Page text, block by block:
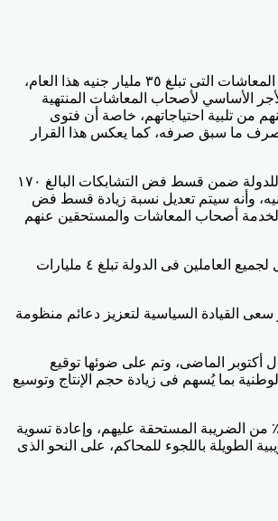
أكد الدكتور محمد معيط وزير المالية، أنه تنفيذًا لقرار وتوجيهات الرئيس عبدالفتاح السيسى، بتحمل الخزانة العامة للدولة تكلفة صرف «العلاوات الخمسة» لأصحاب المعاشات التى تبلغ ٣٥ مليار جنيه هذا العام،
المتغير بإضافة نسبة ٨٠٪ من العلاوات الخاصة غير المنضمة للأجر الأساسي لأصحاب المعاشات المنتهية
بما يُمَّكنهم من تلبية احتياجاتهم، خاصة أن فتوى
صرف ما سبق صرفه، كما يعكس هذا القرار
أضاف الوزير أن العلاوة الدورية لأصحاب المعاشات المقررة بـ ١٤٪ اعتبارًا من العام المالى المقبل، التى ستقوم صناديق المعاشات بصرفها، تتحملها الخزانة العامة للدولة ضمن قسط فض التشابكات البالغ ١٧٠
٢٠٢١، موضحًا أنه بنهاية هذا الشهر نكون قد سددنا ١٢٠,٤ مليار جنيه لصناديق المعاشات من مبلغ هذا العام البالغ ١٦٠,٥ مليار جنيه، وأنه سيتم تعديل نسبة زيادة قسط فض
وتوفير السيولة المالية اللازمة لخدمة أصحاب المعاشات والمستحقين عنهم
قال الوزير إن تكلفة العلاوات الدورية، والحافز الإضافى للعاملين بالدولة فى موازنة ٢٠٢٠/ ٢٠٢١، تبلغ ٣١ مليار جنيه، وأن تكلفة التخفيضات فى ضريبة كسب العمل لجميع العاملين فى الدولة تبلغ ٤ مليارات
الزراعية لمدة عامين جديدين بعد وقفها في يونيه ٢٠١٧ لمدة ٣ سنوات، يأتى فى إطار سعى القيادة السياسية لتعزيز دعائم منظومة
أكتوبر الماضى، وتم على ضوئها توقيع
وتشجيعًا للصناعة الوطنية بما يُسهم فى زيادة حجم الإنتاج وتوسيع
أوضح الوزير أن مصلحة الضرائب المصرية بدأت تنفيذ التكليفات الرئاسية برفع الحجوزات الإدارية على كل الممولين الذين لديهم ضريبة واجبة السداد مقابل دفع ١٠٪ من الضريبة المستحقة عليهم، وإعادة تسوية
الطويلة باللجوء للمحاكم، على النحو الذى